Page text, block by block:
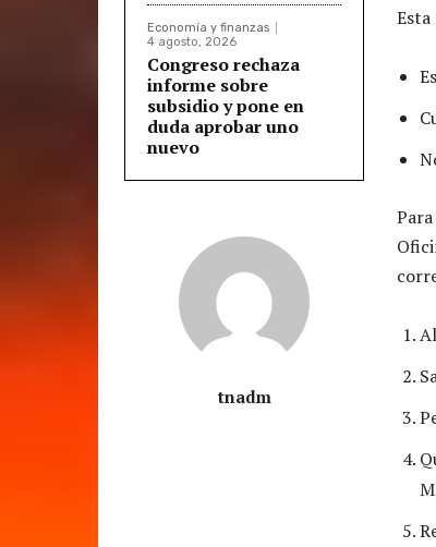
Economía y finanzas
4 agosto, 2026
Congreso rechaza
informe sobre
subsidio y pone en
duda aprobar uno
nuevo
tnadm